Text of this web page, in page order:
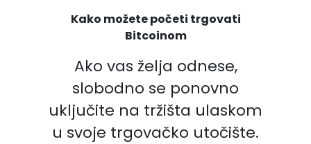
Kako možete početi trgovati
Bitcoinom
Ako vas želja odnese,
slobodno se ponovno
uključite na tržišta ulaskom
u svoje trgovačko utočište.